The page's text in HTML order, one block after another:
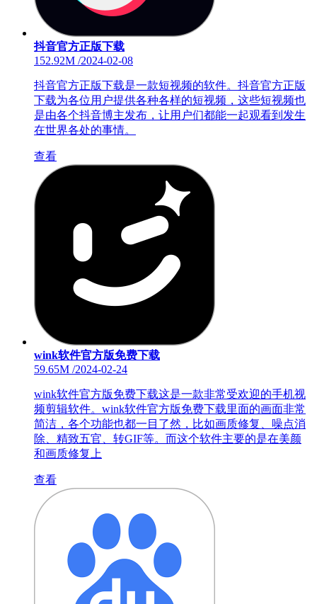
抖音官方正版下载
152.92M /2024-02-08
抖音官方正版下载是一款短视频的软件。抖音官方正版
下载为各位用户提供各种各样的短视频，这些短视频也
是由各个抖音博主发布，让用户们都能一起观看到发生
在世界各处的事情。
查看
wink软件官方版免费下载
59.65M /2024-02-24
wink软件官方版免费下载这是一款非常受欢迎的手机视
频剪辑软件。wink软件官方版免费下载里面的画面非常
简洁，各个功能也都一目了然，比如画质修复、噪点消
除、精致五官、转GIF等。而这个软件主要的是在美颜
和画质修复上
查看